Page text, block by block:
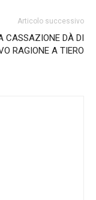
Articolo successivo
CASSAZIONE DÀ DI
RAGIONE A TIERO